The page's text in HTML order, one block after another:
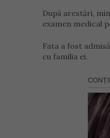
După arestări,
examen medical
Fata a fost
cu familia ei.